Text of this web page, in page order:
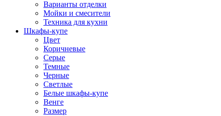
Варианты отделки
Мойки и смесители
Техника для кухни
Шкафы-купе
Цвет
Коричневые
Серые
Темные
Черные
Светлые
Белые шкафы-купе
Венге
Размер